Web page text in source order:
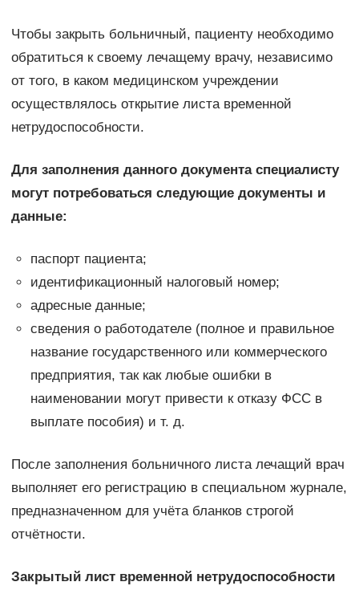
Чтобы закрыть больничный, пациенту необходимо
обратиться к своему лечащему врачу, независимо
от того, в каком медицинском учреждении
осуществлялось открытие листа временной
нетрудоспособности.
Для заполнения данного документа специалисту
могут потребоваться следующие документы и
данные:
паспорт пациента;
идентификационный налоговый номер;
адресные данные;
сведения о работодателе (полное и правильное
название государственного или коммерческого
предприятия, так как любые ошибки в
наименовании могут привести к отказу ФСС в
выплате пособия) и т. д.
После заполнения больничного листа лечащий врач
выполняет его регистрацию в специальном журнале,
предназначенном для учёта бланков строгой
отчётности.
Закрытый лист временной нетрудоспособности